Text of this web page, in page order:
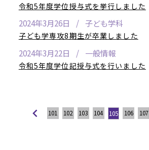
令和5年度学位授与式を挙行しました
2024年3月26日 子ども学科
子ども学専攻8期生が卒業しました
2024年3月22日 一般情報
令和5年度学位記授与式を行いました
101 102 103 104 105 106 107